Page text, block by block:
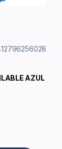
AZUL